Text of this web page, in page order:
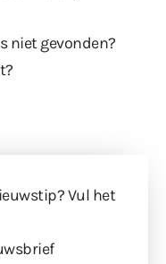
niet gevonden?
Vul het